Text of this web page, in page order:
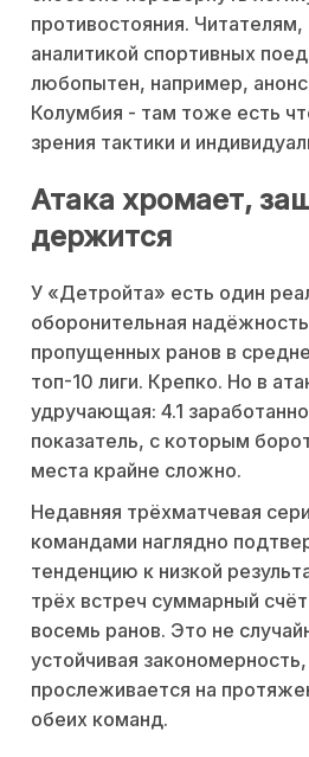
противостояния.
аналитикой спортивных
любопытен, например,
Колумбия - там тоже есть
зрения тактики и
Атака хромает,
держится
У «Детройта» есть один
оборонительная
пропущенных ранов в
топ-10 лиги. Крепко. Но в
удручающая: 4.1
показатель, с которым
места крайне сложно.
Недавняя трёхматчевая
командами наглядно
тенденцию к низкой
трёх встреч суммарный
восемь ранов. Это не
устойчивая
прослеживается на
обеих команд.